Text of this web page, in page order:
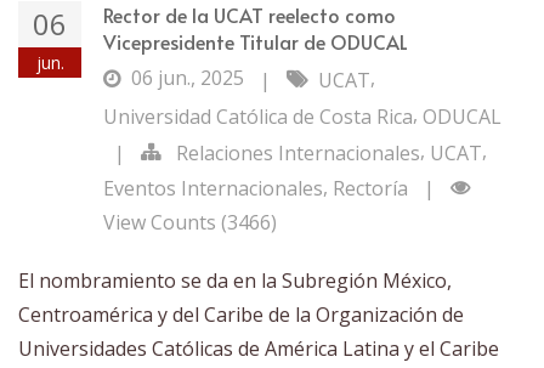
06
jun.
Rector de la UCAT reelecto como
Vicepresidente Titular de ODUCAL
06 jun., 2025
| UCAT,
Universidad Católica de Costa Rica, ODUCAL
|
Relaciones Internacionales, UCAT,
Eventos Internacionales, Rectoría
|
View Counts (3466)
El nombramiento se da en la Subregión México,
Centroamérica y del Caribe de la Organización de
Universidades Católicas de América Latina y el Caribe